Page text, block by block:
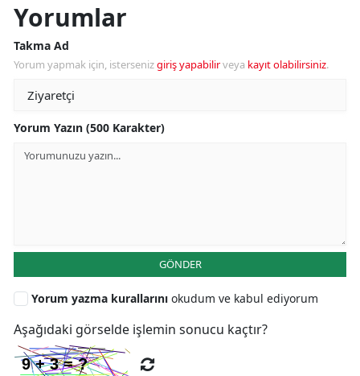
Yorumlar
Takma Ad
Yorum yapmak için, istersenizgiriş yapabilirveya kayıt olabilirsiniz.
Yorum Yazın (500 Karakter)
GÖNDER
Yorum yazma kurallarını okudum ve kabul ediyorum
Aşağıdaki görselde işlemin sonucu kaçtır?